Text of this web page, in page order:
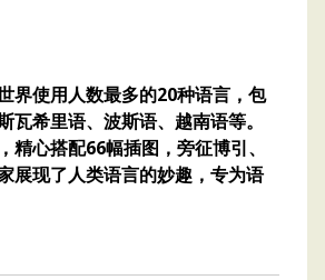
界使用人数最多的20种语言，包
瓦希里语、波斯语、越南语等。
精心搭配66幅插图，旁征博引、
展现了人类语言的妙趣，专为语